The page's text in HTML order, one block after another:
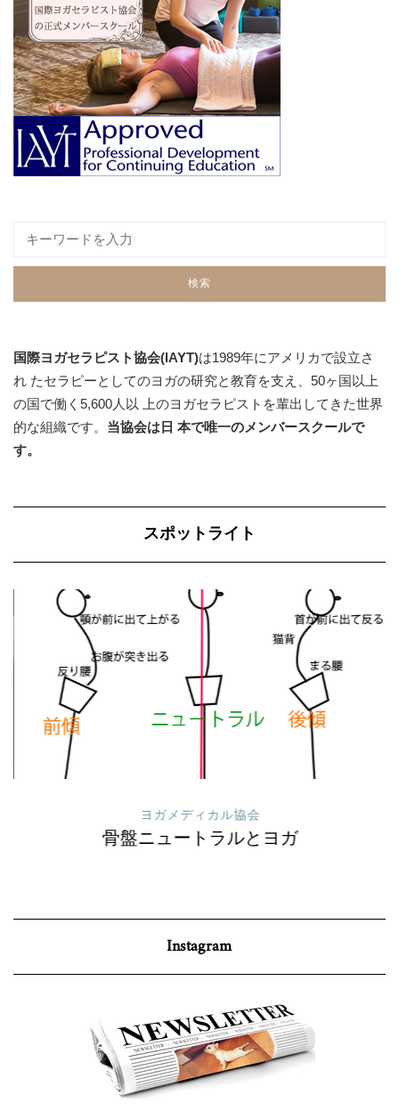
国際ヨガセラピスト協会(IAYT)は1989年にアメリカで設立さ
れ たセラピーとしてのヨガの研究と教育を支え、50ヶ国以上
の国で働く5,600人以 上のヨガセラピストを輩出してきた世界
的な組織です。 当協会は日 本で唯一のメンバースクールで
す。
スポットライト
ヨガメディカル協会
骨盤ニュートラルとヨガ
Instagram